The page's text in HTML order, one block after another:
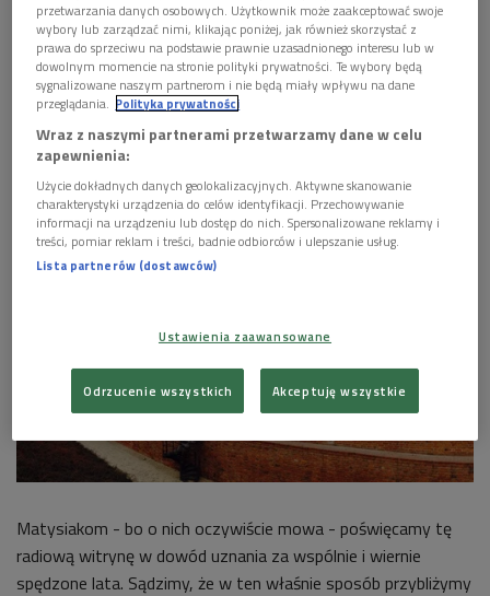
się naszym sprawom, cieszą się i smucą razem z
nami. Rozniecają w nas iskierkę nadziei na lepsze
jutro i mówią o tym, jak żyć dobrze, godnie i uczciwie.
Odcinek 3512.
AUDIO 1 plik
 27'34
Matysiakowie 24 sierpnia godz. 13:16
Matysiakom - bo o nich oczywiście mowa - poświęcamy tę
radiową witrynę w dowód uznania za wspólnie i wiernie
spędzone lata. Sądzimy, że w ten właśnie sposób przybliżymy
przetwarzania danych osobowych. Użytkownik może zaakceptować swoje
wybory lub zarządzać nimi, klikając poniżej, jak również skorzystać z
prawa do sprzeciwu na podstawie prawnie uzasadnionego interesu lub w
dowolnym momencie na stronie polityki prywatności. Te wybory będą
sygnalizowane naszym partnerom i nie będą miały wpływu na dane
przeglądania. Polityka prywatności
Wraz z naszymi partnerami przetwarzamy dane w celu
zapewnienia:
Użycie dokładnych danych geolokalizacyjnych. Aktywne skanowanie
charakterystyki urządzenia do celów identyfikacji. Przechowywanie
informacji na urządzeniu lub dostęp do nich. Spersonalizowane reklamy i
treści, pomiar reklam i treści, badnie odbiorców i ulepszanie usług.
Lista partnerów (dostawców)
Ustawienia zaawansowane
Odrzucenie wszystkich Akceptuję wszystkie